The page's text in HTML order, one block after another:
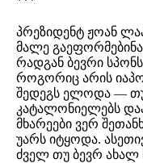
პრეზიდენტ ჟოან
მალე
რადგან ბევრი
როგორიც არის
შედეგს ელოდა —
კატალონიელებს
მხარეები ვერ
უარს იტყოდა.
ძველ თუ ბევრ ახალ